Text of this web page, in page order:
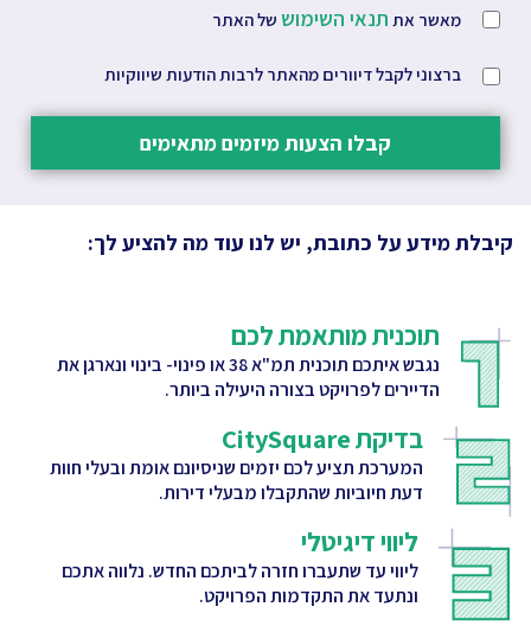
מאשר את תנאי השימוש של האתר
ברצוני לקבל דיוורים מהאתר לרבות הודעות שיווקיות
קבלו הצעות מיזמים מתאימים
קיבלת מידע על כתובת, יש לנו עוד מה להציע לך:
תוכנית מותאמת לכם
נגבש איתכם תוכנית תמ"א 38 או פינוי- בינוי ונארגן את
הדיירים לפרויקט בצורה היעילה ביותר.
בדיקת CitySquare
המערכת תציע לכם יזמים שניסיונם אומת ובעלי חוות
דעת חיוביות שהתקבלו מבעלי דירות.
ליווי דיגיטלי
ליווי עד שתעברו חזרה לביתכם החדש. נלווה אתכם
ונתעד את התקדמות הפרויקט.